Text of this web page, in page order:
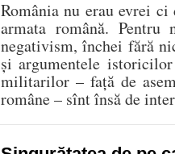
România nu erau evrei
armata română.
negativism, închei fără
și argumentele
militarilor – față de
române – sînt însă de